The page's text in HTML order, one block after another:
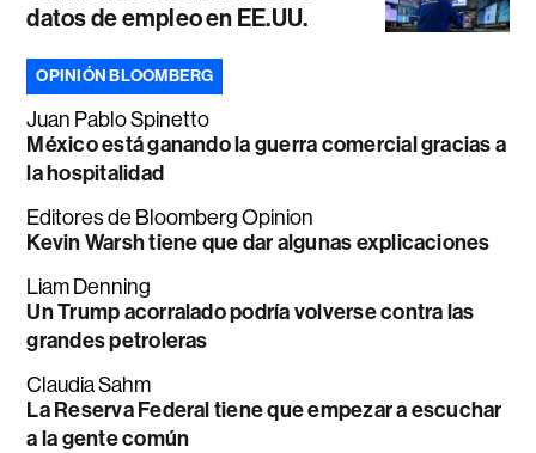
datos de empleo en EE.UU.
OPINIÓN BLOOMBERG
Juan Pablo Spinetto
México está ganando la guerra comercial gracias a
la hospitalidad
Editores de Bloomberg Opinion
Kevin Warsh tiene que dar algunas explicaciones
Liam Denning
Un Trump acorralado podría volverse contra las
grandes petroleras
Claudia Sahm
La Reserva Federal tiene que empezar a escuchar
a la gente común